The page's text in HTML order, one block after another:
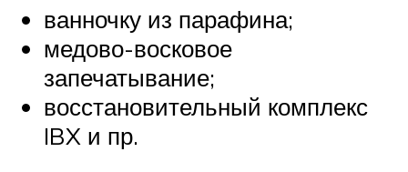
ванночку из парафина;
медово-восковое
запечатывание;
восстановительный комплекс
IBX и пр.